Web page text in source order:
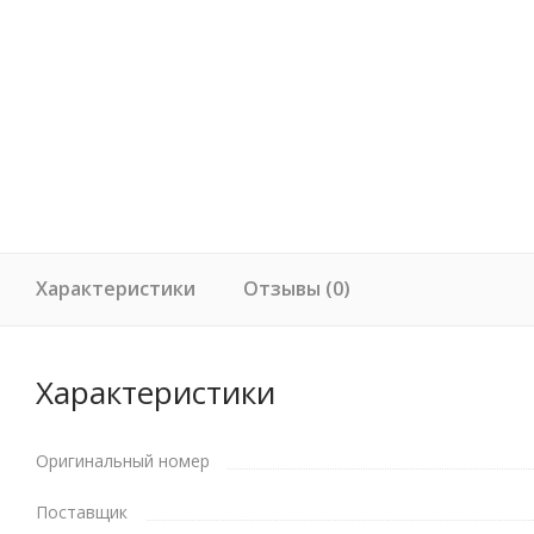
Характеристики Отзывы (0)
Характеристики
Оригинальный номер
Поставщик